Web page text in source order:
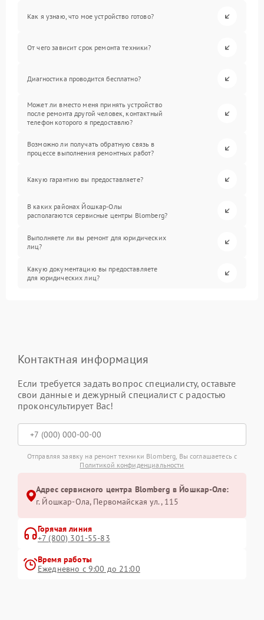
Как я узнаю, что мое устройство готово?
От чего зависит срок ремонта техники?
Диагностика проводится бесплатно?
Может ли вместо меня принять устройство
после ремонта другой человек, контактный
телефон которого я предоставлю?
Возможно ли получать обратную связь в
процессе выполнения ремонтных работ?
Какую гарантию вы предоставляете?
В каких районах Йошкар-Олы
располагаются сервисные центры Blomberg?
Выполняете ли вы ремонт для юридических
лиц?
Какую документацию вы предоставляете
для юридических лиц?
Контактная информация
Если требуется задать вопрос специалисту, оставьте
свои данные и дежурный специалист с радостью
проконсультирует Вас!
Отправляя заявку на ремонт техники Blomberg, Вы соглашаетесь с
Политикой конфиденциальности
Адрес сервисного центра Blomberg в Йошкар-Оле:
г. Йошкар-Ола, Первомайская ул., 115
Горячая линия
+7 (800) 301-55-83
Время работы
Ежедневно с 9:00 до 21:00